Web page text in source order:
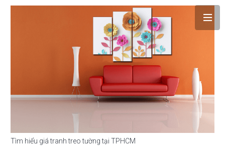
Tìm hiểu giá tranh treo tường tại TPHCM